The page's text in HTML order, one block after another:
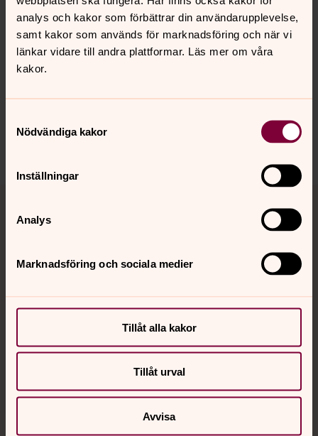
analys och kakor som förbättrar din användarupplevelse,
samt kakor som används för marknadsföring och när vi
länkar vidare till andra plattformar. Läs mer om våra
kakor.
Nödvändiga kakor
Inställningar
Analys
Marknadsföring och sociala medier
Tillåt alla kakor
Tillåt urval
Avvisa
Fredag: Församlingsexpeditionen är stängd
innehåll?
hudiksvallsbygdens.forsamling@svenskakyrkan.se
Kontakt
Kalender